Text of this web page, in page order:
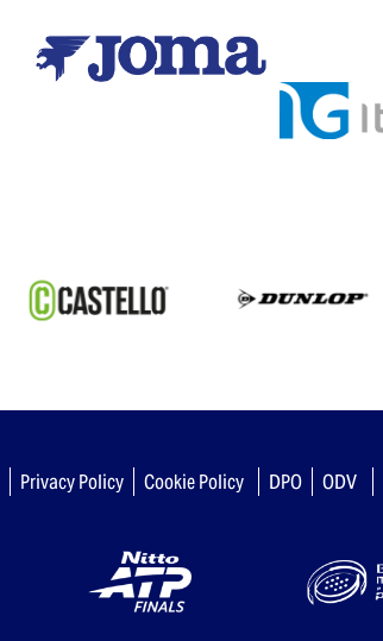
Privacy Policy Cookie Policy DPO ODV